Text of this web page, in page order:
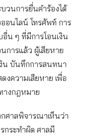
บวนการยื่นคำร้องได้
อนไลน์ โทรศัพท์ การ
น ๆ ที่มีการโอนเงิน
การแล้ว ผู้เสียหาย
งิน บันทึกการสนทนา
ความเสียหาย เพื่อ
างกฎหมาย
ศาลพิจารณาเห็นว่า
กระทำผิด ศาลมี